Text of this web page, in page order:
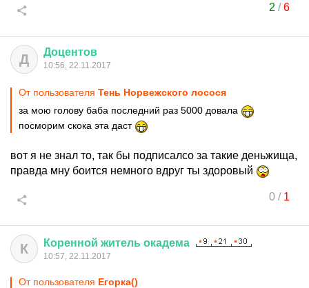
2 /6
Д Доцентов
10:56, 22.11.2017
От пользователя Тень Норвежского лосося
за мою голову баба последний раз 5000 довала
посморим скока эта даст
вот я не знал то, так бы подписалсо за такие деньжища,
правда мну боится немного вдруг ты здоровый
0/ 1
К Коренной житель окадема
10:57, 22.11.2017
От пользователя Егорка()